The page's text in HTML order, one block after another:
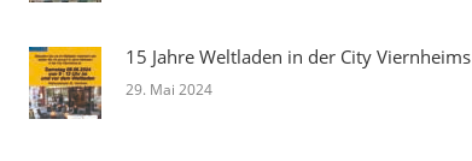
15 Jahre Weltladen in der City Viernheims
29. Mai 2024